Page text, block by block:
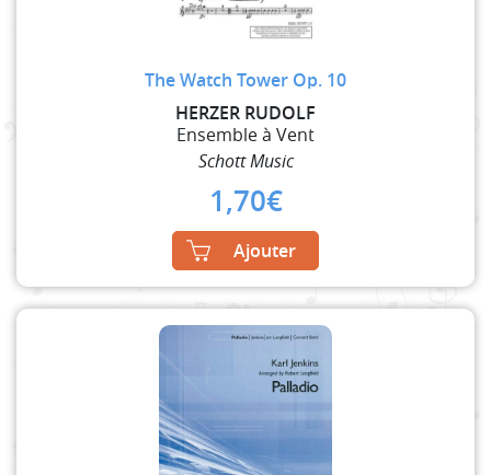
The Watch Tower Op. 10
HERZER RUDOLF
Ensemble à Vent
Schott Music
1,70€
Ajouter